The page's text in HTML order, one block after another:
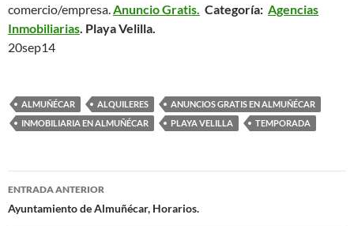
comercio/empresa. Anuncio Gratis. Categoría: Agencias
Inmobiliarias . Playa Velilla.
20sep14
ALMUÑÉCAR ALQUILERES
ANUNCIOS GRATIS EN ALMUÑÉCAR
INMOBILIARIA EN ALMUÑÉCAR
PLAYA VELILLA TEMPORADA
Navegación
ENTRADA ANTERIOR
Ayuntamiento de Almuñécar, Horarios.